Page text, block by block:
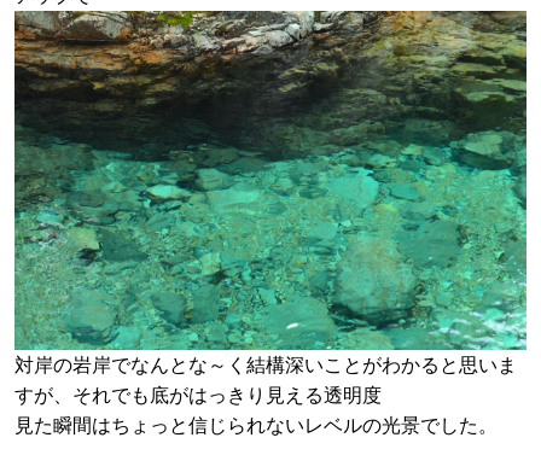
対岸の岩岸でなんとな～く結構深いことがわかると思いま
すが、それでも底がはっきり見える透明度
見た瞬間はちょっと信じられないレベルの光景でした。